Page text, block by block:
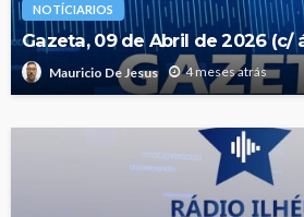
NOTÍCIARIOS
Gazeta, 09 de Abril de 2026 (c/
Mauricio De Jesus 4 meses atrás